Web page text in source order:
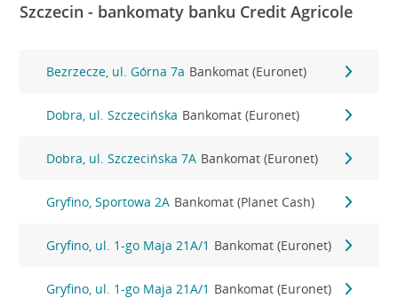
Szczecin - bankomaty banku Credit Agricole
Bezrzecze, ul. Górna 7a Bankomat (Euronet)
Dobra, ul. Szczecińska Bankomat (Euronet)
Dobra, ul. Szczecińska 7A Bankomat (Euronet)
Gryfino, Sportowa 2A Bankomat (Planet Cash)
Gryfino, ul. 1-go Maja 21A/1 Bankomat (Euronet)
Gryfino, ul. 1-go Maja 21A/1 Bankomat (Euronet)